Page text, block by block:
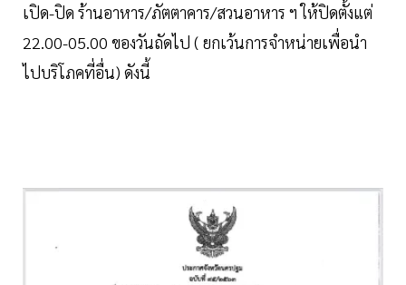
เปิด-ปิด​ ร้านอาหาร/ภัตตาคาร/สวนอาหาร ฯ ให้ปิดตั้งแต่
22.00-05.00 ของวันถัดไป ( ยกเว้นการจำหน่ายเพื่อนำ
ไปบริโภคที่อื่น) ดังนี้